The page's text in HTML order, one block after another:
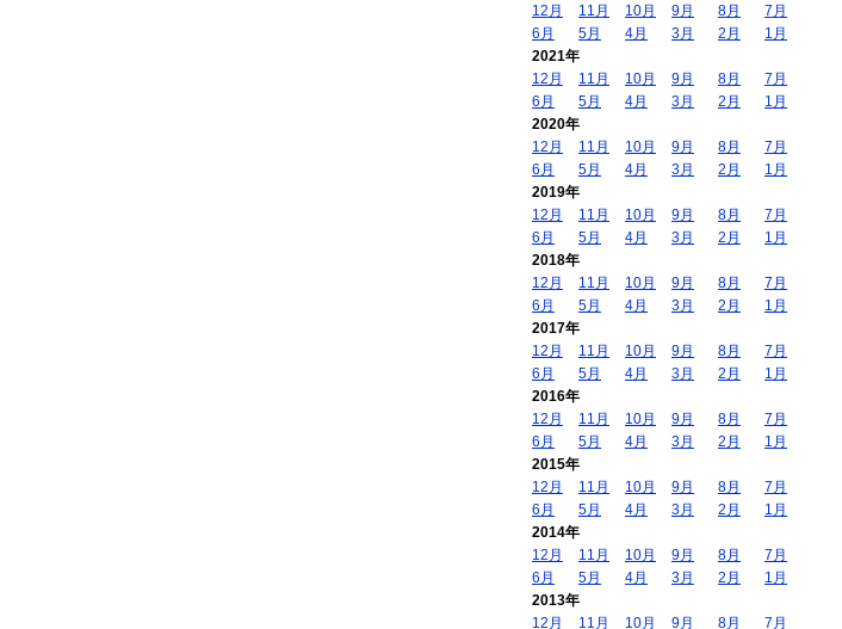
12月
11月 10月 9月 8月
7月
6月
5月 4月 3月 2月
1月
2021年
12月
11月 10月 9月 8月
7月
6月
5月 4月 3月 2月
1月
2020年
12月
11月 10月 9月 8月
7月
6月
5月 4月 3月 2月
1月
2019年
12月
11月 10月 9月 8月
7月
6月
5月 4月 3月 2月
1月
2018年
12月
11月 10月 9月 8月
7月
6月
5月 4月 3月 2月
1月
2017年
12月
11月 10月 9月 8月
7月
6月
5月 4月 3月 2月
1月
2016年
12月
11月 10月 9月 8月
7月
6月
5月 4月 3月 2月
1月
2015年
12月
11月 10月 9月 8月
7月
6月
5月 4月 3月 2月
1月
2014年
12月
11月 10月 9月 8月
7月
6月
5月 4月 3月 2月
1月
2013年
12月
11月 10月 9月 8月 7月